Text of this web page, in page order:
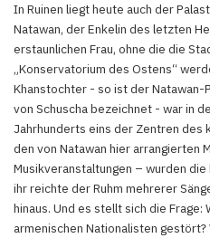
In Ruinen liegt heute auch der
Natawan, der Enkelin des letzten
erstaunlichen Frau, ohne die die
„Konservatorium des Ostens“
Khanstochter - so ist der Natawan-
von Schuscha bezeichnet - war in
Jahrhunderts eins der Zentren des
den von Natawan hier arrangierten
Musikveranstaltungen – wurden
ihr reichte der Ruhm mehrerer
hinaus. Und es stellt sich die Frage:
armenischen Nationalisten gestört?